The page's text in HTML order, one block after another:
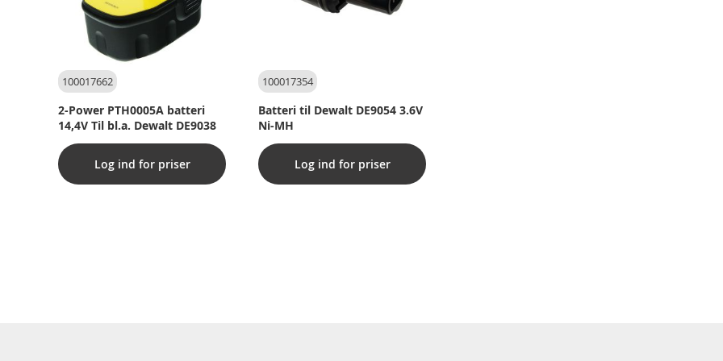
100017662
2-Power PTH0005A batteri
14,4V Til bl.a. Dewalt DE9038
Log ind for priser
100017354
Batteri til Dewalt DE9054 3.6V
Ni-MH
Log ind for priser